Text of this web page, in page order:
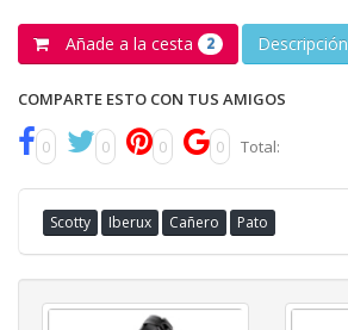
Añade a la cesta 2 Descripción
COMPARTE ESTO CON TUS AMIGOS
0 0 0 0 Total:
Scotty Iberux Cañero Pato